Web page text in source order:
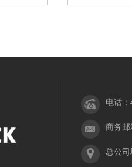
电话
商务
总公